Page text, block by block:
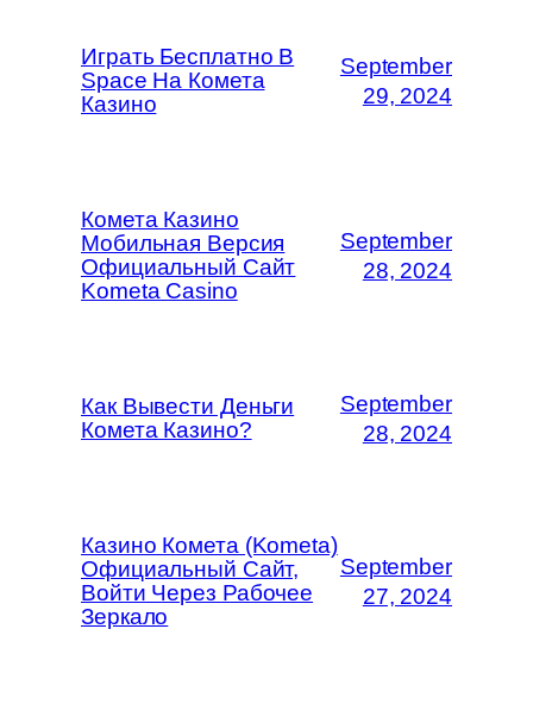
Играть Бесплатно В
Space На Комета
Казино
September
29, 2024
Комета Казино
Мобильная Версия
Официальный Сайт
Kometa Casino
September
28, 2024
Как Вывести Деньги
Комета Казино?
September
28, 2024
Казино Комета (Kometa)
Официальный Сайт,
Войти Через Рабочее
Зеркало
September
27, 2024